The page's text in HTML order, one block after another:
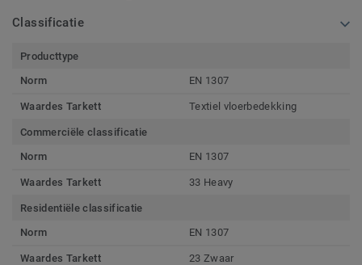
Classificatie
Producttype
Norm
EN 1307
Waardes Tarkett Textiel vloerbedekking
Commerciële classificatie
Norm
EN 1307
Waardes Tarkett 33 Heavy
Residentiële classificatie
Norm
EN 1307
Waardes Tarkett 23 Zwaar